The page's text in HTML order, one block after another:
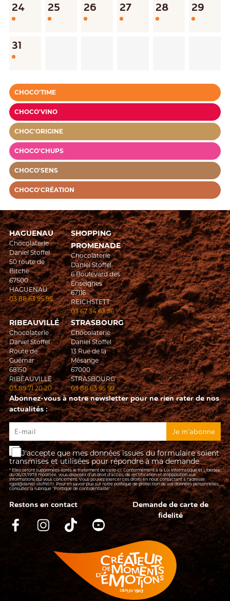
24 25 26 27 28 29
31
CHOCO'TIME
CHOCO'VINO
CHOC'ORIGINE
CHOCO'CHUPS
CHOCO'SENS
CHOCO'CRÉATION
HAGUENAU
Chocolaterie
Daniel Stoffel
50 route de
Bitche
67500
HAGUENAU
03 88 63 95 95
SHOPPING
PROMENADE
Chocolaterie
Daniel Stoffel
6 Boulevard des
Enseignes
67116
REICHSTETT
03 67 34 63 36
RIBEAUVILLÉ
Chocolaterie
Daniel Stoffel
Route de
Guémar
68150
RIBEAUVILLÉ
03 89 71 20 20
STRASBOURG
Chocolaterie
Daniel Stoffel
13 Rue de la
Mésange
67000
STRASBOURG
03 88 63 95 99
Abonnez-vous à notre newsletter pour ne rien rater de nos
actualités :
J'accepte que mes données issues du formulaire soient
transmises et utilisées pour répondre à ma demande
* Elles seront supprimées après le traitement de celle-ci. Conformément à la Loi Informatique et Libertés
du 06/01/1978 modifiée, vous disposez d'un droit d'accès, de rectification et d’opposition aux
informations qui vous concernent. Vous pouvez exercer ces droits en nous contactant à l'adresse :
rgpd@daniel-stoffel.fr. Pour en savoir plus sur notre politique de protection de vos données personnelles,
consultez la rubrique "Politique de confidentialité"
Restons en contact
Demande de carte de
fidelité